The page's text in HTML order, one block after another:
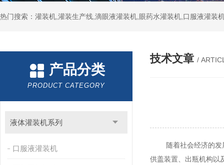
热门搜索：灌装机,灌装生产线,滴眼液灌装机,眼药水灌装机,口服液灌装
产品分类
PRODUCT CATEGORY
液体灌装机系列
口服液灌装机
技术文章 /
随着社会经济的发展
供盖装置、出瓶机构以